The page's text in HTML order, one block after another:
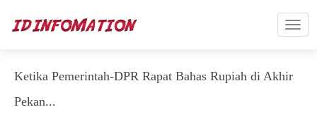
Ketika Pemerintah-DPR Rapat Bahas Rupiah di Akhir
Pekan...